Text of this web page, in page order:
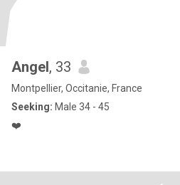
Angel, 33
Montpellier, Occitanie, France
Seeking: Male 34 - 45
❤️